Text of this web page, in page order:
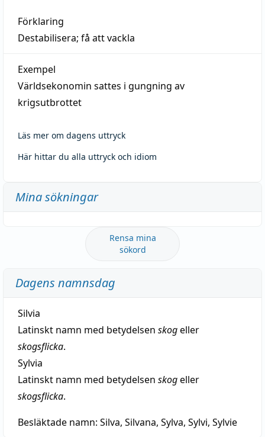
Förklaring
Destabilisera; få att vackla
Exempel
Världsekonomin sattes i gungning av
krigsutbrottet
Läs mer om dagens uttryck
Här hittar du alla uttryck och idiom
Mina sökningar
Rensa mina
sökord
Dagens namnsdag
Silvia
Latinskt namn med betydelsen skogeller
skogsflicka.
Sylvia
Latinskt namn med betydelsen skogeller
skogsflicka.
Besläktade namn: Silva, Silvana, Sylva, Sylvi, Sylvie